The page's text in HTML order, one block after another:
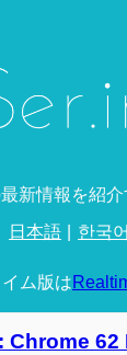
新情報を紹
日本語 한국어
ム版は
Chrome 62